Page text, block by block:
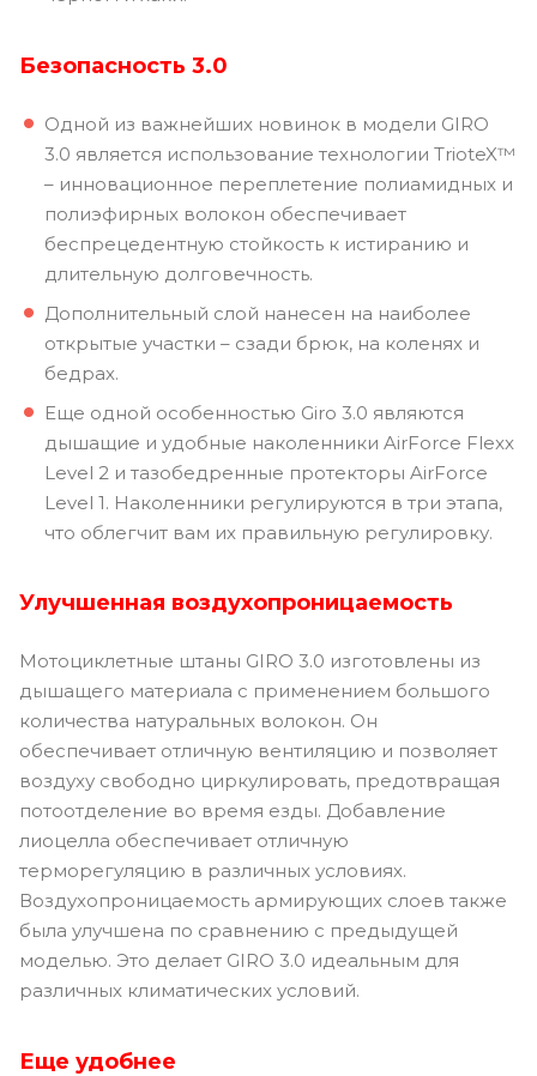
Безопасность 3.0
Одной из важнейших новинок в модели GIRO
3.0 является использование технологии TrioteX™
– инновационное переплетение полиамидных и
полиэфирных волокон обеспечивает
беспрецедентную стойкость к истиранию и
длительную долговечность.
Дополнительный слой нанесен на наиболее
открытые участки – сзади брюк, на коленях и
бедрах.
Еще одной особенностью Giro 3.0 являются
дышащие и удобные наколенники AirForce Flexx
Level 2 и тазобедренные протекторы AirForce
Level 1. Наколенники регулируются в три этапа,
что облегчит вам их правильную регулировку.
Улучшенная воздухопроницаемость
Мотоциклетные штаны GIRO 3.0 изготовлены из
дышащего материала с применением большого
количества натуральных волокон. Он
обеспечивает отличную вентиляцию и позволяет
воздуху свободно циркулировать, предотвращая
потоотделение во время езды. Добавление
лиоцелла обеспечивает отличную
терморегуляцию в различных условиях.
Воздухопроницаемость армирующих слоев также
была улучшена по сравнению с предыдущей
моделью. Это делает GIRO 3.0 идеальным для
различных климатических условий.
Еще удобнее